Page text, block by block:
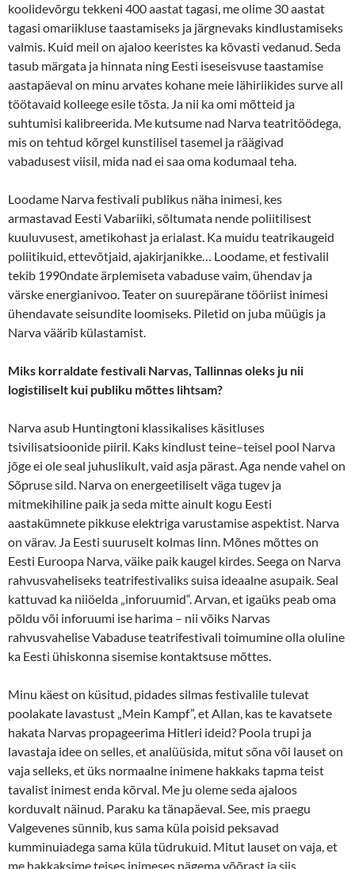
koolidevõrgu tekkeni 400 aastat tagasi, me olime 30 aastat
tagasi omariikluse taastamiseks ja järgnevaks kindlustamiseks
valmis. Kuid meil on ajaloo keeristes ka kõvasti vedanud. Seda
tasub märgata ja hinnata ning Eesti iseseisvuse taastamise
aastapäeval on minu arvates kohane meie lähiriikides surve all
töötavaid kolleege esile tõsta. Ja nii ka omi mõtteid ja
suhtumisi kalibreerida. Me kutsume nad Narva teatritöödega,
mis on tehtud kõrgel kunstilisel tasemel ja räägivad
vabadusest viisil, mida nad ei saa oma kodumaal teha.
Loodame Narva festivali publikus näha inimesi, kes
armastavad Eesti Vabariiki, sõltumata nende poliitilisest
kuuluvusest, ametikohast ja erialast. Ka muidu teatrikaugeid
poliitikuid, ettevõtjaid, ajakirjanikke… Loodame, et festivalil
tekib 1990ndate ärplemiseta vabaduse vaim, ühendav ja
värske energianivoo. Teater on suurepärane tööriist inimesi
ühendavate seisundite loomiseks. Piletid on juba müügis ja
Narva väärib külastamist.
Miks korraldate festivali Narvas, Tallinnas oleks ju nii
logistiliselt kui publiku mõttes lihtsam?
Narva asub Huntingtoni klassikalises käsitluses
tsivilisatsioonide piiril. Kaks kindlust teine–teisel pool Narva
jõge ei ole seal juhuslikult, vaid asja pärast. Aga nende vahel on
Sõpruse sild. Narva on energeetiliselt väga tugev ja
mitmekihiline paik ja seda mitte ainult kogu Eesti
aastakümnete pikkuse elektriga varustamise aspektist. Narva
on värav. Ja Eesti suuruselt kolmas linn. Mõnes mõttes on
Eesti Euroopa Narva, väike paik kaugel kirdes. Seega on Narva
rahvusvaheliseks teatrifestivaliks suisa ideaalne asupaik. Seal
kattuvad ka niiöelda „inforuumid“. Arvan, et igaüks peab oma
põldu või inforuumi ise harima – nii võiks Narvas
rahvusvahelise Vabaduse teatrifestivali toimumine olla oluline
ka Eesti ühiskonna sisemise kontaktsuse mõttes.
Minu käest on küsitud, pidades silmas festivalile tulevat
poolakate lavastust „Mein Kampf”, et Allan, kas te kavatsete
hakata Narvas propageerima Hitleri ideid? Poola trupi ja
lavastaja idee on selles, et analüüsida, mitut sõna või lauset on
vaja selleks, et üks normaalne inimene hakkaks tapma teist
tavalist inimest enda kõrval. Me ju oleme seda ajaloos
korduvalt näinud. Paraku ka tänapäeval. See, mis praegu
Valgevenes sünnib, kus sama küla poisid peksavad
kumminuiadega sama küla tüdrukuid. Mitut lauset on vaja, et
me hakkaksime teises inimeses nägema võõrast ja siis